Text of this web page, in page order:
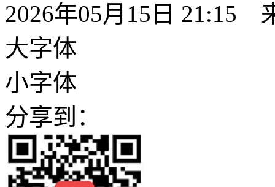
2026年05月15日 21:15
大字体
小字体
分享到：